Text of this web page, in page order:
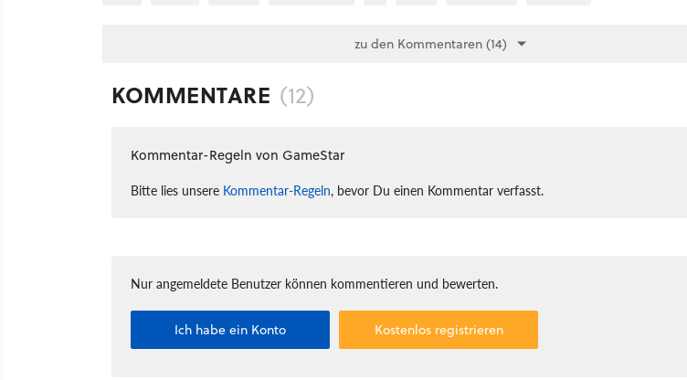
zu den Kommentaren (14)
KOMMENTARE (12)
Kommentar-Regeln von GameStar
Bitte lies unsere Kommentar-Regeln, bevor Du einen Kommentar verfasst.
Nur angemeldete Benutzer können kommentieren und bewerten.
Ich habe ein Konto Kostenlos registrieren